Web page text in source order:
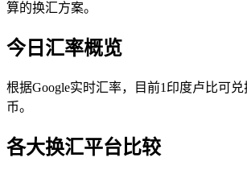
算的换汇方案。
今日汇率概览
根据Google实时汇率，目前1印度卢比可兑
币。
各大换汇平台比较